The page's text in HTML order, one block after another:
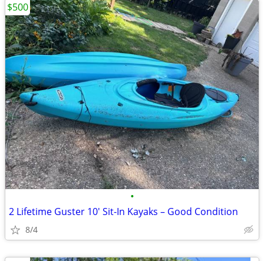
•
2 Lifetime Guster 10' Sit-In Kayaks – Good Condition
8/4
$500